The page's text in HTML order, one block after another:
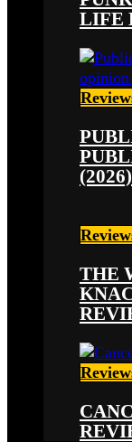
LIFE
(2026)
THE